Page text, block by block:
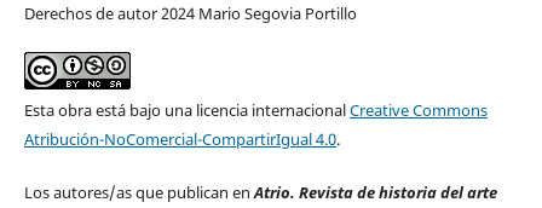
Derechos de autor 2024 Mario Segovia Portillo
Esta obra está bajo una licencia internacionalCreative Commons
Atribución-NoComercial-CompartirIgual 4.0.
Los autores/as que publican enAtrio. Revista de historia del arte